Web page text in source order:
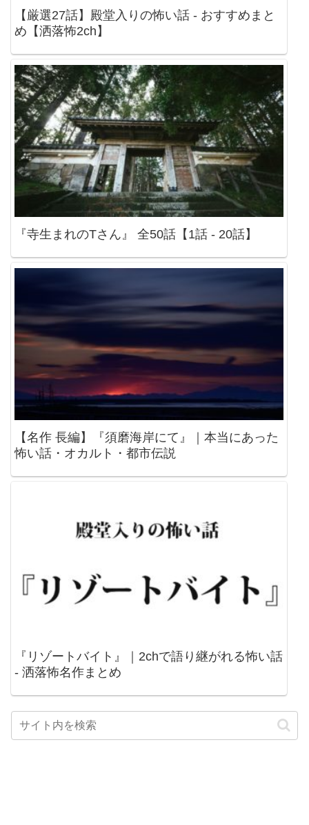
【厳選27話】殿堂入りの怖い話 - おすすめまと
め【洒落怖2ch】
『寺生まれのTさん』 全50話【1話 - 20話】
【名作 長編】『須磨海岸にて』｜本当にあった
怖い話・オカルト・都市伝説
『リゾートバイト』｜2chで語り継がれる怖い話
- 洒落怖名作まとめ